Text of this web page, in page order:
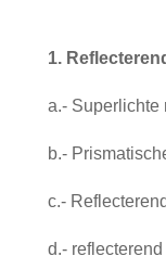
1.
a.- Superlichte
b.-
c.-
d.-